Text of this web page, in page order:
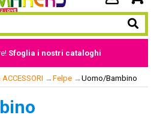
Sfoglia i nostri cataloghi
→ Felpe → Uomo/Bambino